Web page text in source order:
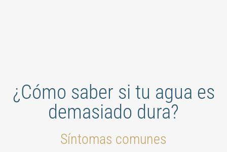
¿Cómo saber si tu agua es
demasiado dura?
Síntomas comunes